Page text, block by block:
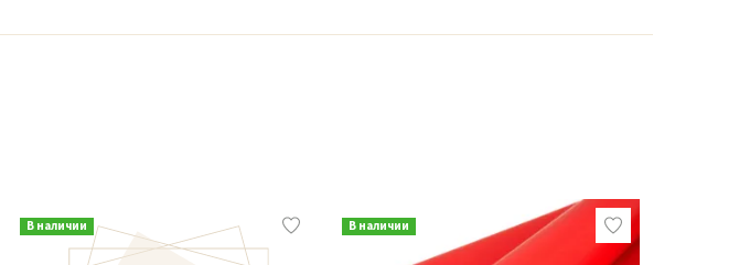
В наличии В наличии